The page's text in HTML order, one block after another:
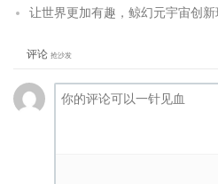
让世界更加有趣，鲸幻元宇宙创新
评论 抢沙发